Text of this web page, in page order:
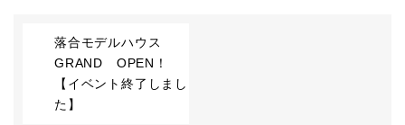
落合モデルハウス
GRAND OPEN！
【イベント終了しまし
た】